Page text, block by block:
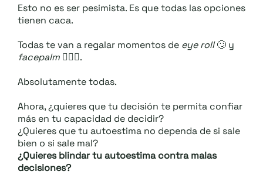
Esto no es ser pesimista. Es que todas las opciones
tienen caca.
Todas te van a regalar momentos de eye roll🙄 y
facepalm 🤦🏻‍♀️.
Absolutamente todas.
Ahora, ¿quieres que tu decisión te permita confiar
más en tu capacidad de decidir?
¿Quieres que tu autoestima no dependa de si sale
bien o si sale mal?
¿Quieres blindar tu autoestima contra malas
decisiones?